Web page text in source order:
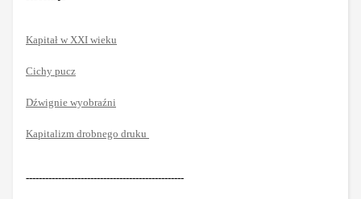
Kapitał w XXI wieku
Cichy pucz
Dźwignie wyobraźni
Kapitalizm drobnego druku
-------------------------------------------------